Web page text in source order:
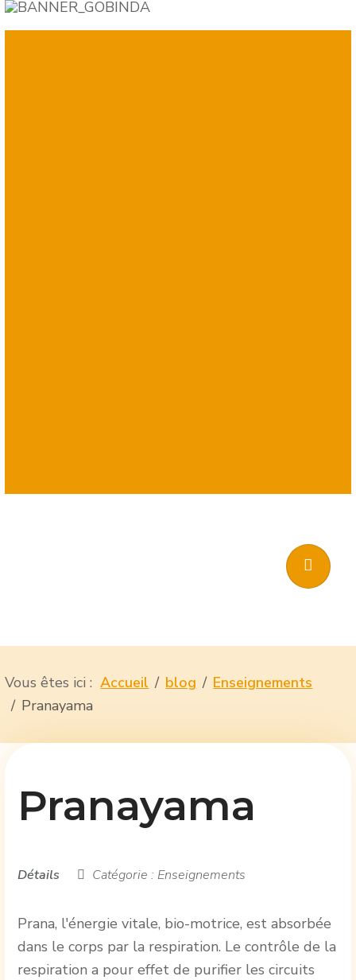
Vous êtes ici :Accueil blog
Enseignements
Pranayama
Pranayama
Détails Catégorie : Enseignements
Prana, l'énergie vitale, bio-motrice, est absorbée
dans le corps par la respiration. Le contrôle de la
respiration a pour effet de purifier les circuits